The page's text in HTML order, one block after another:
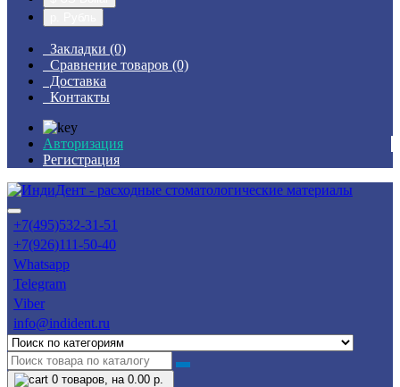
Закладки (0)
Сравнение товаров (0)
Доставка
Контакты
Авторизация
Регистрация
+7(495)532-31-51
+7(926)111-50-40
Whatsapp
Telegram
Viber
info@indident.ru
0 товаров, на 0.00 р.